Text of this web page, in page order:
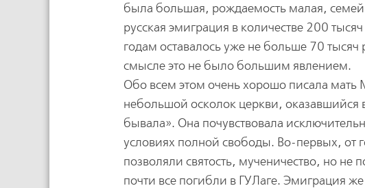
была большая, рождаемость малая,
русская эмиграция в количестве 200
годам оставалось уже не больше 70 тысяч
смысле это не было большим явлением.
Обо всем этом очень хорошо писала
небольшой осколок церкви,
бывала». Она почувствовала
условиях полной свободы. Во-первых, от
позволяли святость, мученичество, но не
почти все погибли в ГУЛаге. Эмиграция